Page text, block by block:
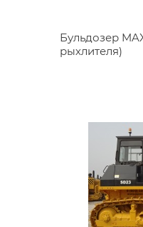
Бульдозер
рыхлителя)